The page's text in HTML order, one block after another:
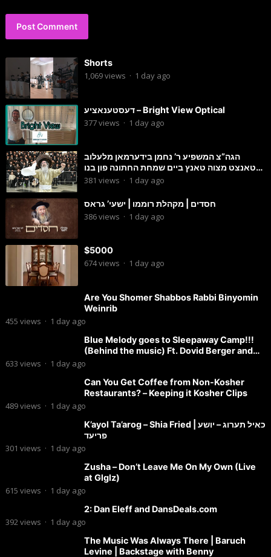
Shorts
1,069views · 1 day ago
דעסטענאציע – Bright View Optical
377views · 1 day ago
הגה”צ המשפיע ר’ נחמן בידערמאן מלעלוב
טאנצט מצוה טאנץ ביים שמחת החתונה פון בנו
החתן
381 views · 1 day ago
חסדים | מקהלת רוממו | ישעי’ גראס
386views · 1 day ago
$5000
674views · 1 day ago
Are You Shomer Shabbos Rabbi Binyomin
Weinrib
455 views · 1 day ago
Blue Melody goes to Sleepaway Camp!!!
(Behind the music) Ft. Dovid Berger and
Chaim Brown
633 views · 1 day ago
Can You Get Coffee from Non-Kosher
Restaurants? – Keeping it Kosher Clips
489views · 1 day ago
K’ayol Ta’arog – Shia Fried | כאיל תערוג – יושע
פריעד
301 views · 1 day ago
Zusha – Don’t Leave Me On My Own (Live
at Glglz)
615 views · 1 day ago
2: Dan Eleff and DansDeals.com
392views · 1 day ago
The Music Was Always There | Baruch
Levine | Backstage with Benny